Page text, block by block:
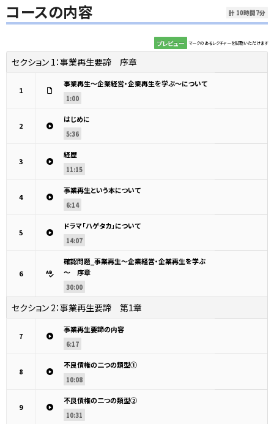
コースの内容 計 10時間7分
プレビュー マークのあるレクチャーを試聴いただけます
セクション 1：事業再生要諦 序章
1
事業再生～企業経営・企業再生を学ぶ～について
1:00
2
はじめに
5:36
3
経歴
11:15
4
事業再生という本について
6:14
5
ドラマ「ハゲタカ」について
14:07
6
確認問題_事業再生～企業経営・企業再生を学ぶ
～ 序章
30:00
セクション 2：事業再生要諦 第1章
7
事業再生要諦の内容
6:17
8
不良債権の二つの類型①
10:08
9
不良債権の二つの類型②
10:31